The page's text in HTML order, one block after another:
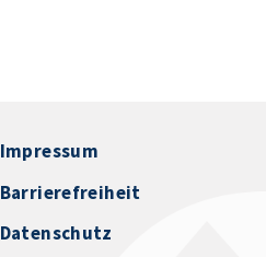
Impressum
Barrierefreiheit
Datenschutz